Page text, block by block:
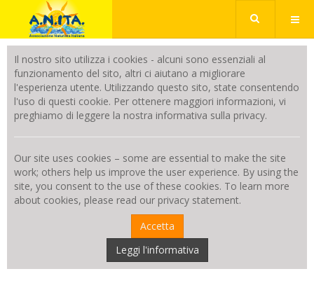
Il nostro sito utilizza i cookies - alcuni sono essenziali al
funzionamento del sito, altri ci aiutano a migliorare
l'esperienza utente. Utilizzando questo sito, state consentendo
l'uso di questi cookie. Per ottenere maggiori informazioni, vi
preghiamo di leggere la nostra informativa sulla privacy.
Our site uses cookies – some are essential to make the site
work; others help us improve the user experience. By using the
site, you consent to the use of these cookies. To learn more
about cookies, please read our privacy statement.
Accetta
Leggi l'informativa